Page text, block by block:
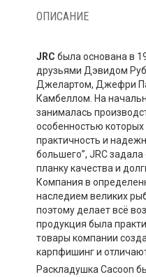
ОПИСАНИЕ
JRC была основана в
друзьями Дэвидом
Джелартом, Джефри
Камбеллом. На
занималась
особенностью
практичность и
большего”, JRC
планку качества и
Компания в
наследием великих
поэтому делает всё
продукция была
товары компании
карпфишинг и
Раскладушка Cacoon